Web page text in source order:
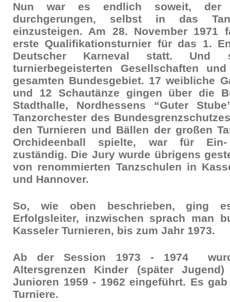
Nun war es endlich soweit, der
durchgerungen, selbst in das
einzusteigen. Am 28. November 1971
erste Qualifikationsturnier für das 1.
Deutscher Karneval statt. Und
turnierbegeisterten Gesellschaften
gesamten Bundesgebiet. 17 weibliche
und 12 Schautänze gingen über die
Stadthalle, Nordhessens “Guter
Tanzorchester des
den Turnieren und Bällen der großen
Orchideenball spielte, war für
zuständig. Die Jury wurde übrigens
von renommierten Tanzschulen in
und Hannover.
So, wie oben beschrieben, ging
Erfolgsleiter, inzwischen sprach man
Kasseler Turnieren, bis zum Jahr 1973.
Ab der Session 1973 - 1974
Altersgrenzen Kinder (später
Junioren 1959 - 1962 eingeführt. Es
Turniere.